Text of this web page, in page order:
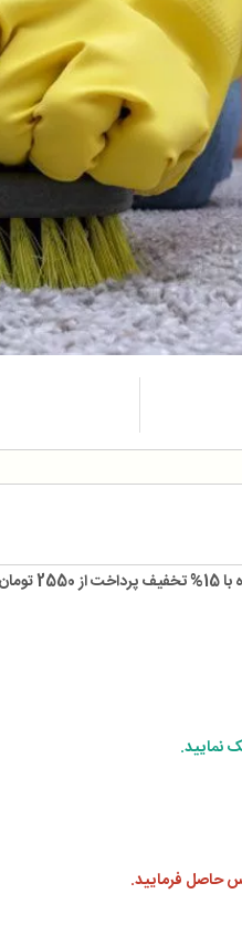
نمایید.
حاصل فرمایید.